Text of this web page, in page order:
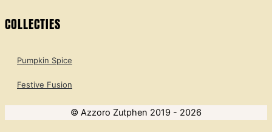
COLLECTIES
Pumpkin Spice
Festive Fusion
© Azzoro Zutphen 2019 - 2026